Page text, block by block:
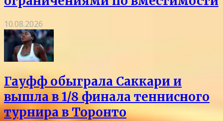
10.08.2026
Гауфф обыграла Саккари и
вышла в 1/8 финала теннисного
турнира в Торонто